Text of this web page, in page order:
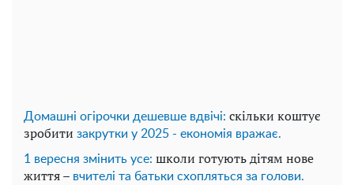
Домашні огірочки дешевше вдвічі: скільки коштує
зробити закрутки у 2025 - економія вражає.
1 вересня змінить усе: школи готують дітям нове
життя – вчителі та батьки схопляться за голови.